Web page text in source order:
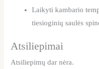
Laikyti kambario
tiesioginių saulės
Atsiliepimai
Atsiliepimų dar nėra.